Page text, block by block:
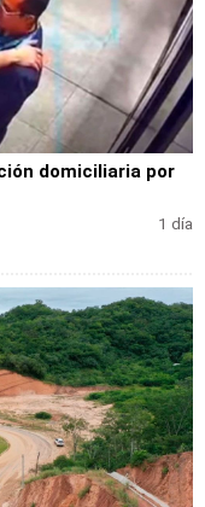
domiciliaria por
1 día